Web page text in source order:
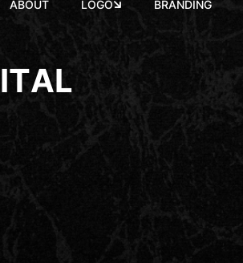
ABOUT LOGO BRANDING
ITAL